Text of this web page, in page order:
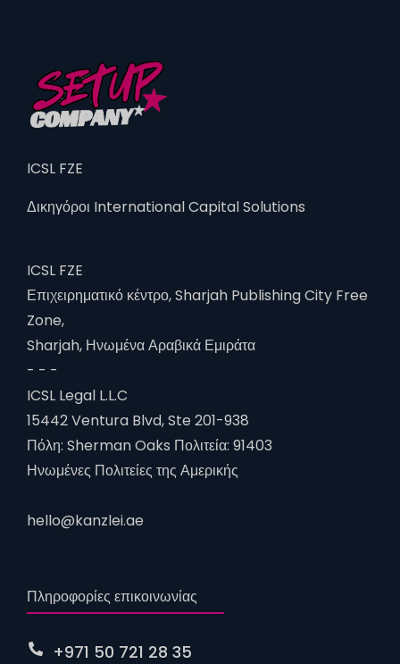
ICSL FZE
Δικηγόροι International Capital Solutions
ICSL FZE
Επιχειρηματικό κέντρο, Sharjah Publishing City Free
Zone,
Sharjah, Ηνωμένα Αραβικά Εμιράτα
- - -
ICSL Legal L.L.C
15442 Ventura Blvd, Ste 201-938
Πόλη: Sherman Oaks Πολιτεία: 91403
Ηνωμένες Πολιτείες της Αμερικής
hello@kanzlei.ae
Πληροφορίες επικοινωνίας
+971 50 721 28 35